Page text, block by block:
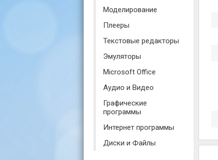
Моделирование
Плееры
Текстовые редакторы
Эмуляторы
Microsoft Office
Аудио и Видео
Графические
программы
Интернет программы
Диски и Файлы